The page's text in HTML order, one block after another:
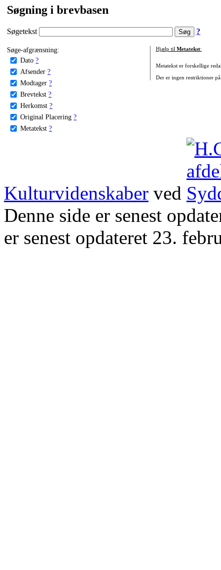
Søgning i brevbasen
Søgetekst ?
Søge-afgrænsning:
Dato ?
Afsender ?
Modtager ?
Brevtekst ?
Herkomst ?
Original Placering ?
Metatekst ?
Hjælp til Metatekst:
Metatekst er forskellige
Der er ingen restriktioner
Kulturvidenskaber ved
Denne side er senest
er senest opdateret 23.